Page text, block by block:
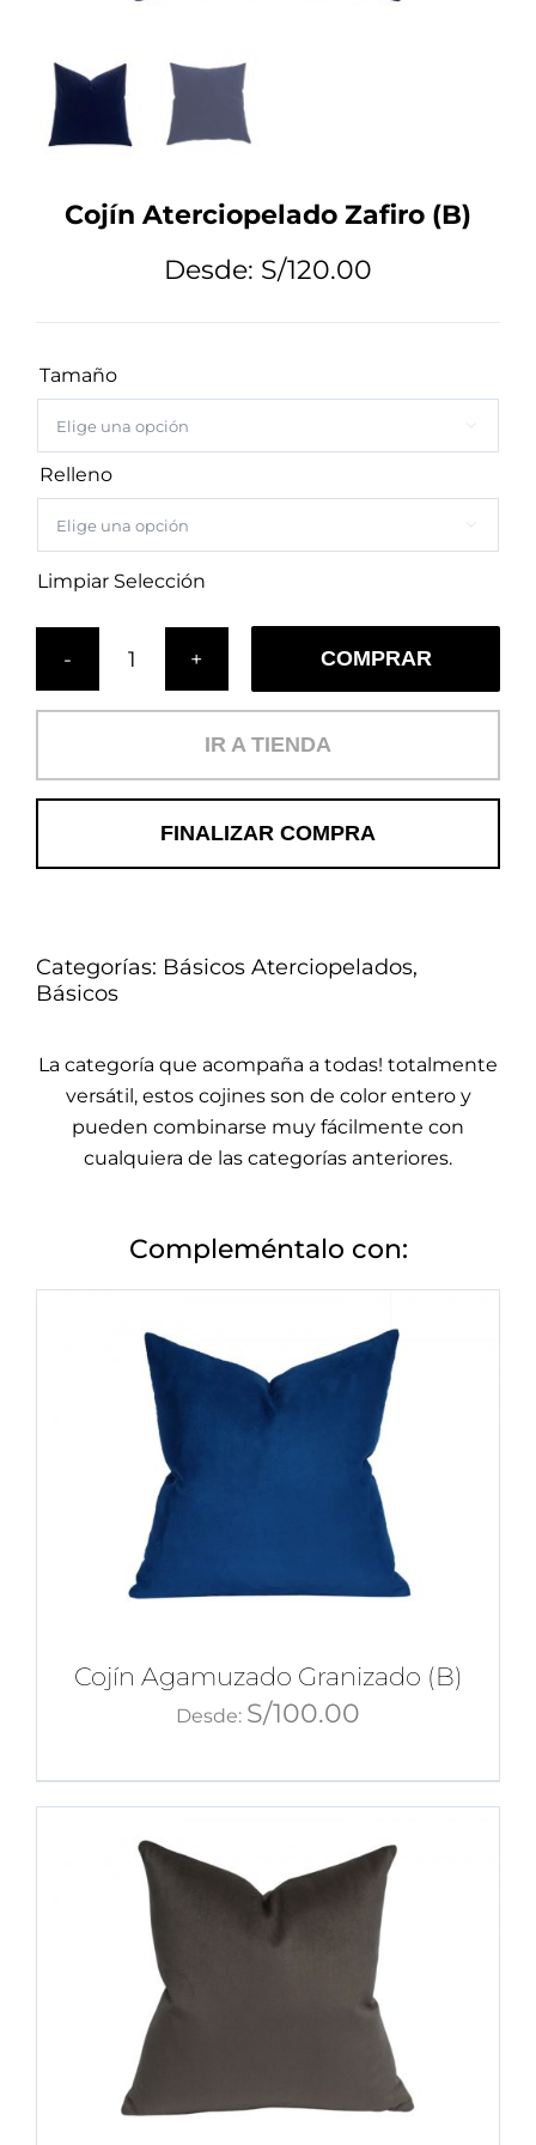
Tips de Diseño
Mi Cuenta
Carrito
Cojín Aterciopelado Zafiro (B)
Desde: S/120.00
Tamaño

Relleno

Limpiar Selección
Cojín
cantidad
COMPRAR
IR A TIENDA
FINALIZAR COMPRA
Categorías: Básicos Aterciopelados,
Básicos
La categoría que acompaña a todas! totalmente
versátil, estos cojines son de color entero y
pueden combinarse muy fácilmente con
cualquiera de las categorías anteriores.
Compleméntalo con:
Cojín Agamuzado Granizado (B)
Desde: S/100.00